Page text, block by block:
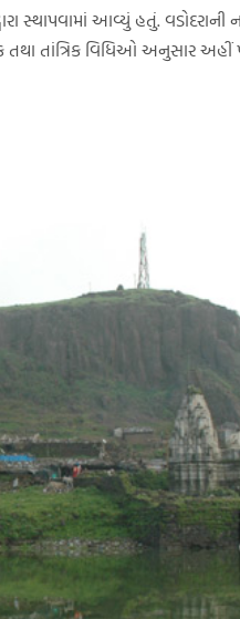
સ્થાપવામાં આવ્યું હતું. વડોદરાની
તથા તાંત્રિક વિધિઓ અનુસાર